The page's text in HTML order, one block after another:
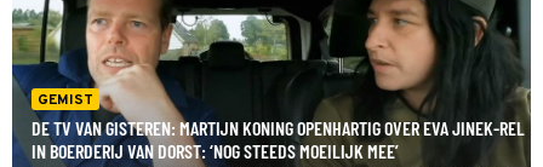
GEMIST
DE TV VAN GISTEREN: MARTIJN KONING OPENHARTIG OVER EVA JINEK-REL
IN BOERDERIJ VAN DORST: ‘NOG STEEDS MOEILIJK MEE’